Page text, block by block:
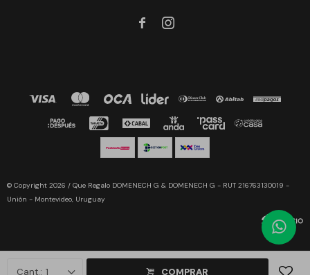
1 COMPRAR
 
© Copyright 2026 / Que Regalo DOMENECH G & DOMENECH G - RUT 216763130019 -
Unión - Montevideo, Uruguay